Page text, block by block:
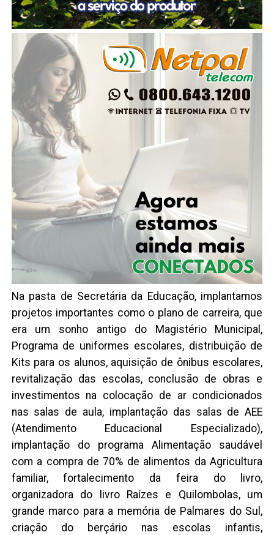
Na pasta de Secretária da Educação, implantamos
projetos importantes como o plano de carreira, que
era um sonho antigo do Magistério Municipal,
Programa de uniformes escolares, distribuição de
Kits para os alunos, aquisição de ônibus escolares,
revitalização das escolas, conclusão de obras e
investimentos na colocação de ar condicionados
nas salas de aula, implantação das salas de AEE
(Atendimento Educacional Especializado),
implantação do programa Alimentação saudável
com a compra de 70% de alimentos da Agricultura
familiar, fortalecimento da feira do livro,
organizadora do livro Raízes e Quilombolas, um
grande marco para a memória de Palmares do Sul,
criação do berçário nas escolas infantis,